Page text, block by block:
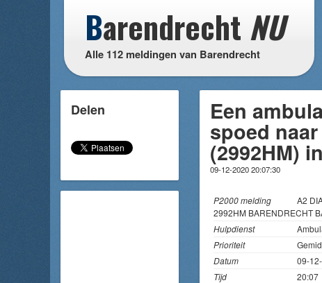
Barendrecht NU
Alle 112 meldingen van Barendrecht
Delen Een
spoed
(2992HM)
09-12-2020 20:07:30
P2000 melding
A2
2992HM BARENDRECHT
Hulpdienst
Prioriteit
Datum
09-
Tijd
20:07